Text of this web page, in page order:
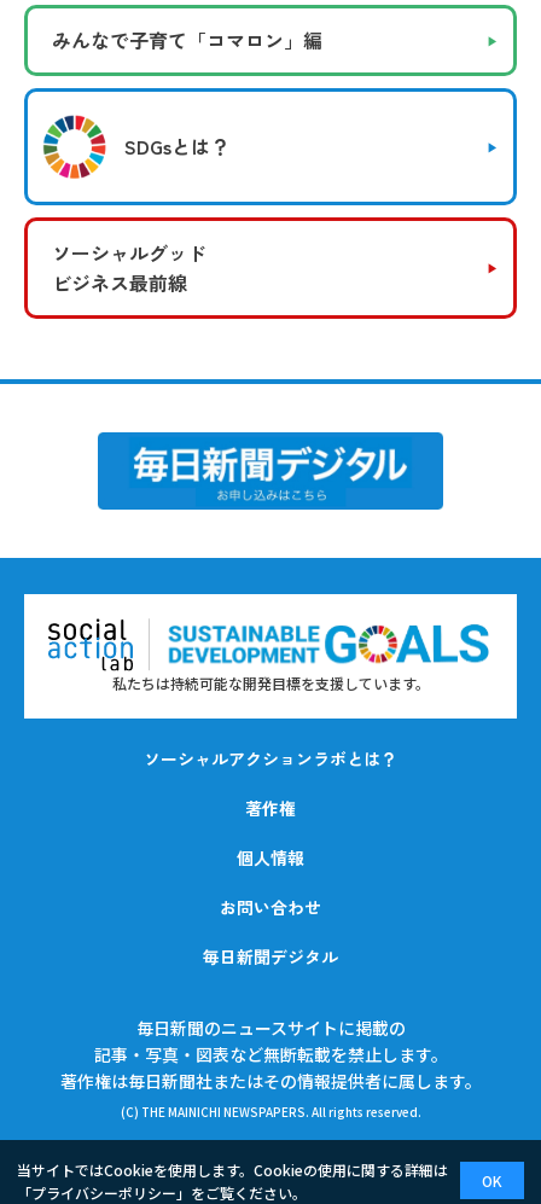
当サイトではCookieを使用します。Cookieの使用に関する詳細は
「プライバシーポリシー 」をご覧ください。
OK
みんなで子育て 「コマロン」編
SDGsとは？
ソーシャルグッド
ビジネス最前線
私たちは持続可能な開発目標を支援しています。
ソーシャルアクションラボとは？
著作権
個人情報
お問い合わせ
毎日新聞デジタル
毎日新聞のニュースサイトに掲載の
記事・写真・図表など無断転載を禁止します。
著作権は毎日新聞社またはその情報提供者に属します。
(C) THE MAINICHI NEWSPAPERS. All rights reserved.